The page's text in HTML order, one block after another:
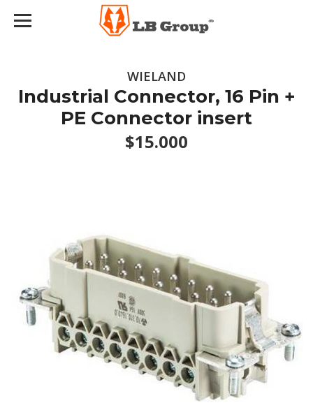
WIELAND
Industrial Connector, 16 Pin +
PE Connector insert
$15.000